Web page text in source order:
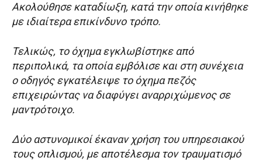
Ακολούθησε καταδίωξη, κατά την οποία κινήθηκε
με ιδιαίτερα επικίνδυνο τρόπο.
Τελικώς, το όχημα εγκλωβίστηκε από
περιπολικά, τα οποία εμβόλισε και στη συνέχεια
ο οδηγός εγκατέλειψε το όχημα πεζός
επιχειρώντας να διαφύγει αναρριχώμενος σε
μαντρότοιχο.
Δύο αστυνομικοί έκαναν χρήση του υπηρεσιακού
τους οπλισμού, με αποτέλεσμα τον τραυματισμό